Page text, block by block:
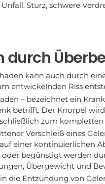
Sturz, schwere
durch
kann auch durch
entwickelnden Riss
– bezeichnet ein
betrifft. Der Knorpel
zum
Verschleiß eines
einer kontinuierlichen
begünstigt werden
Übergewicht und
die Entzündung von